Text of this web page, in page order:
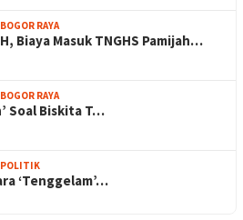
BOGOR RAYA
Biaya Masuk TNGHS Pamijah…
BOGOR RAYA
Soal Biskita T…
POLITIK
‘Tenggelam’…